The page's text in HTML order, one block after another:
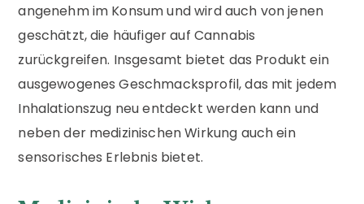
angenehm im Konsum und wird auch von jenen
geschätzt, die häufiger auf Cannabis
zurückgreifen. Insgesamt bietet das Produkt ein
ausgewogenes Geschmacksprofil, das mit jedem
Inhalationszug neu entdeckt werden kann und
neben der medizinischen Wirkung auch ein
sensorisches Erlebnis bietet.